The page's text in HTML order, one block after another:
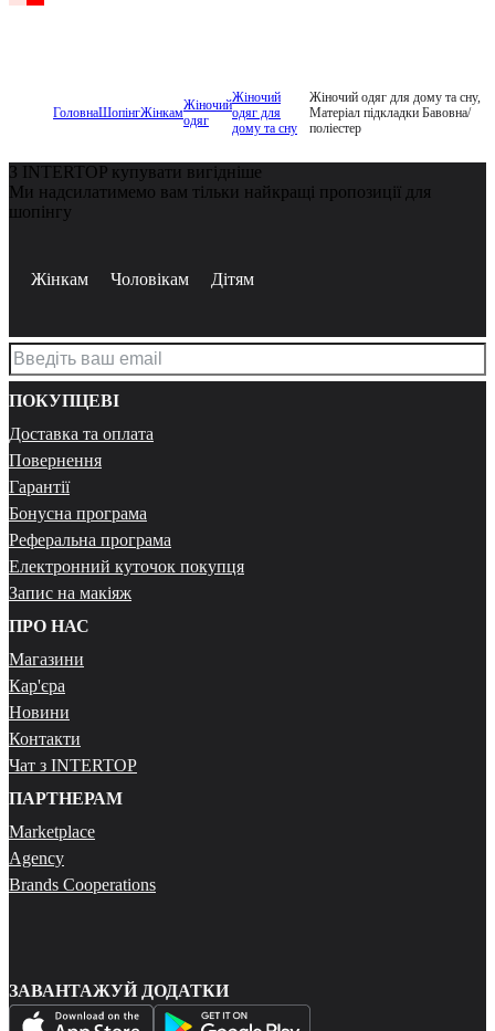
ГоловнаШопінгЖінкамЖіночий
одяг
Жіночий
одяг для
дому та сну
Жіночий одяг для дому та сну,
Матеріал підкладки Бавовна/
поліестер
З INTERTOP купувати вигідніше
Ми надсилатимемо вам тільки найкращі пропозиції для
шопінгу
Жінкам Чоловікам Дітям
ПОКУПЦЕВІ
Доставка та оплата
Повернення
Гарантії
Бонусна програма
Реферальна програма
Електронний куточок покупця
Запис на макіяж
ПРО НАС
Магазини
Кар'єра
Новини
Контакти
Чат з INTERTOP
ПАРТНЕРАМ
Marketplace
Agency
Brands Cooperations
ЗАВАНТАЖУЙ ДОДАТКИ